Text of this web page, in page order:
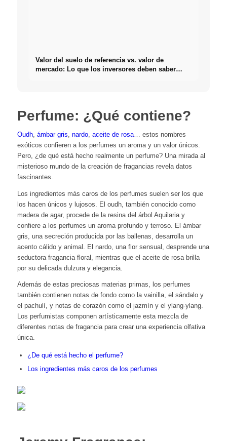
Valor del suelo de referencia vs. valor de
mercado: Lo que los inversores deben saber
Perfume: ¿Qué contiene?
Oudh, ámbar gris, nardo, aceite de rosa… estos nombres
exóticos confieren a los perfumes un aroma y un valor únicos.
Pero, ¿de qué está hecho realmente un perfume? Una mirada al
misterioso mundo de la creación de fragancias revela datos
fascinantes.
Los ingredientes más caros de los perfumes suelen ser los que
los hacen únicos y lujosos. El oudh, también conocido como
madera de agar, procede de la resina del árbol Aquilaria y
confiere a los perfumes un aroma profundo y terroso. El ámbar
gris, una secreción producida por las ballenas, desarrolla un
acento cálido y animal. El nardo, una flor sensual, desprende una
seductora fragancia floral, mientras que el aceite de rosa brilla
por su delicada dulzura y elegancia.
Además de estas preciosas materias primas, los perfumes
también contienen notas de fondo como la vainilla, el sándalo y
el pachulí, y notas de corazón como el jazmín y el ylang-ylang.
Los perfumistas componen artísticamente esta mezcla de
diferentes notas de fragancia para crear una experiencia olfativa
única.
¿De qué está hecho el perfume?
Los ingredientes más caros de los perfumes